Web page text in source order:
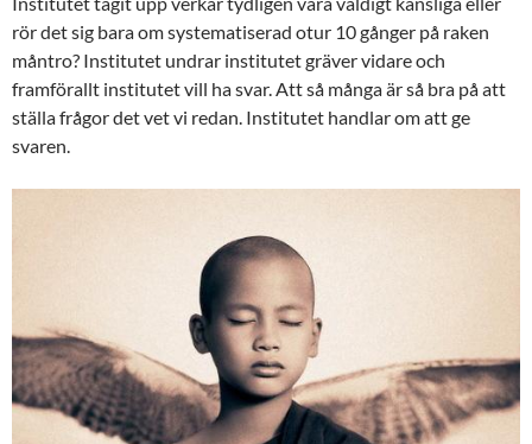
rör det sig bara om systematiserad otur 10 gånger på raken
måntro? Institutet undrar institutet gräver vidare och
framförallt institutet vill ha svar. Att så många är så bra på att
ställa frågor det vet vi redan. Institutet handlar om att ge
svaren.